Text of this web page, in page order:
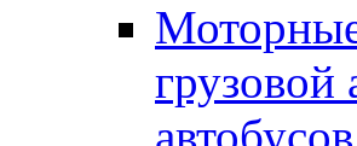
грузовой